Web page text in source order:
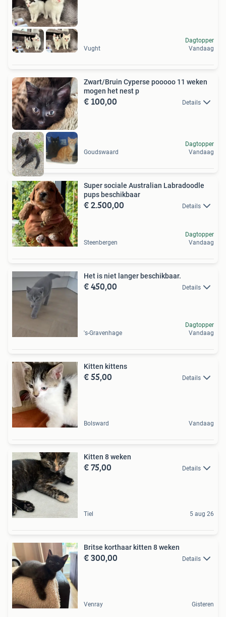
Vught
Dagtopper
Vandaag
Zwart/Bruin Cyperse pooooo 11 weken
mogen het nest p
€ 100,00 Details
Goudswaard
Dagtopper
Vandaag
Super sociale Australian Labradoodle
pups beschikbaar ️️
€ 2.500,00 Details
Steenbergen
Dagtopper
Vandaag
Het is niet langer beschikbaar.
€ 450,00 Details
's-Gravenhage
Dagtopper
Vandaag
Kitten kittens
€ 55,00 Details
Bolsward Vandaag
Kitten 8 weken
€ 75,00 Details
Tiel 5 aug 26
Britse korthaar kitten 8 weken
€ 300,00 Details
Venray Gisteren